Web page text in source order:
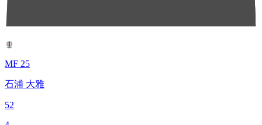
63
3
MF 25
石浦 大雅
52